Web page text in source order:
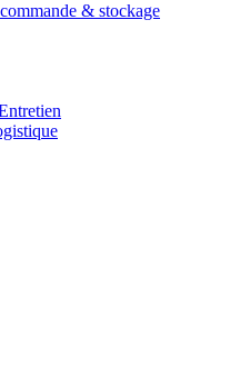
& stockage